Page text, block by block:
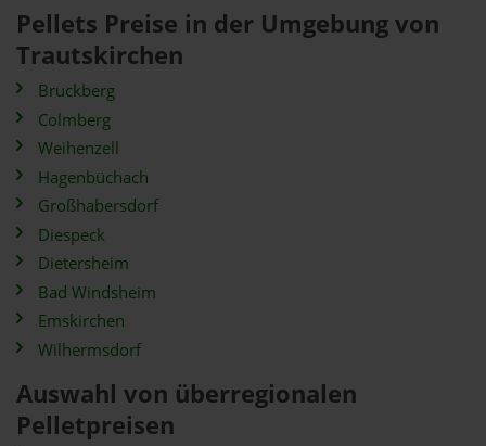
Pellets Preise in der Umgebung von
Trautskirchen
Bruckberg
Colmberg
Weihenzell
Hagenbüchach
Großhabersdorf
Diespeck
Dietersheim
Bad Windsheim
Emskirchen
Wilhermsdorf
Auswahl von überregionalen
Pelletpreisen